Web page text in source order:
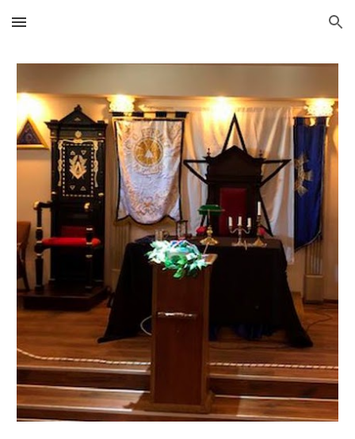
Skip to main content Skip to navigation